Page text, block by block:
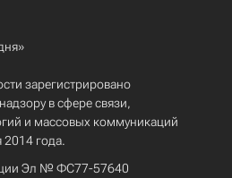
зарегистрировано
в сфере связи,
и массовых коммуникаций
года.
Эл № ФС77-57640